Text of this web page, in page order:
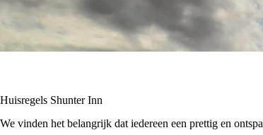
Huisregels Shunter Inn
We vinden het belangrijk dat iedereen een prettig en